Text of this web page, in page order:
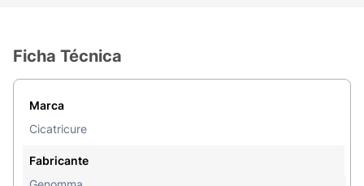
for adequada, o nível de proteção será
necessário para manter a proteção,
especialmente após sudorese intensa, nadar ou
exposição ao sol.
Ficha Técnica
Marca
Cicatricure
Fabricante